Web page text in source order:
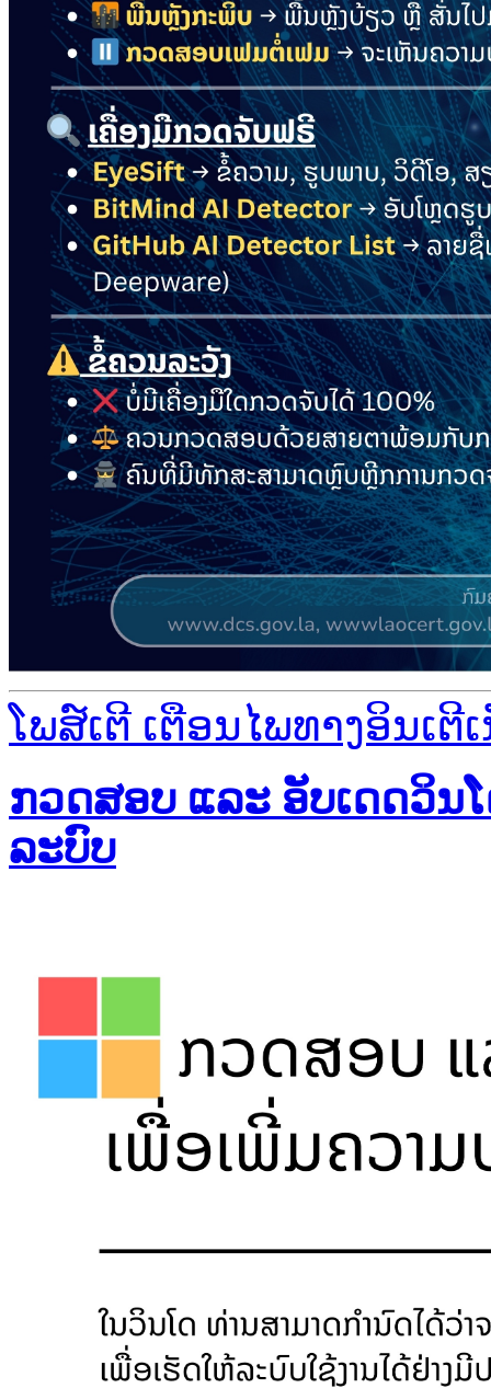
ໂພສ໌ເຕີ ເຕືອນໄພທາງອິນເຕີ
ກວດສອບ ແລະ ອັບເດດວິນ
ລະບົບ